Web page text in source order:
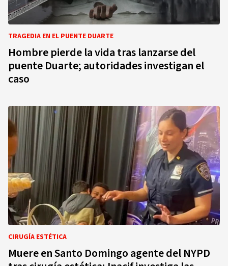
TRAGEDIA EN EL PUENTE DUARTE
Hombre pierde la vida tras lanzarse del
puente Duarte; autoridades investigan el
caso
CIRUGÍA ESTÉTICA
Muere en Santo Domingo agente del NYPD